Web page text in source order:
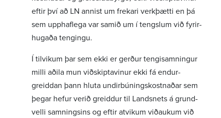
eftir því að LN annist um frekari verk­þætti en þá
sem upphaf­lega var samið um í tengslum við fyrir­
hugaða teng­ingu.
Í tilvikum þar sem ekki er gerður tengi­samn­ingur
milli aðila mun viðskipta­vinur ekki fá endur­
greiddan þann hluta undir­bún­ings­kostn­aðar sem
þegar hefur verið greiddur til Landsnets á grund­
velli samn­ingsins og eftir atvikum viðaukum við